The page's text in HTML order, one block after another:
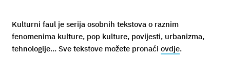
Kulturni faul je serija osobnih tekstova o raznim
fenomenima kulture, pop kulture, povijesti, urbanizma,
tehnologije... Sve tekstove možete pronaćiovdje.